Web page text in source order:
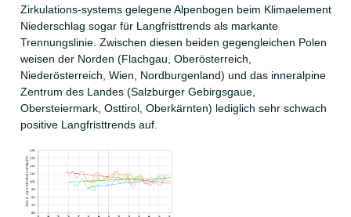
Zirkulations-systems gelegene Alpenbogen beim Klimaelement
Niederschlag sogar für Langfristtrends als markante
Trennungslinie. Zwischen diesen beiden gegengleichen Polen
weisen der Norden (Flachgau, Oberösterreich,
Niederösterreich, Wien, Nordburgenland) und das inneralpine
Zentrum des Landes (Salzburger Gebirgsgaue,
Obersteiermark, Osttirol, Oberkärnten) lediglich sehr schwach
positive Langfristtrends auf.